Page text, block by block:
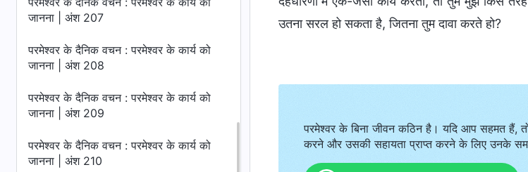
जानना | अंश 207
परमेश्वर के दैनिक वचन : परमेश्वर के कार्य को
जानना | अंश 208
परमेश्वर के दैनिक वचन : परमेश्वर के कार्य को
जानना | अंश 209
परमेश्वर के दैनिक वचन : परमेश्वर के कार्य को
जानना | अंश 210
उतना सरल हो सकता है, जितना तुम दावा करते हो?
परमेश्वर के बिना जीवन कठिन है। यदि आप सहमत हैं,
करने और उसकी सहायता प्राप्त करने के लिए उनके